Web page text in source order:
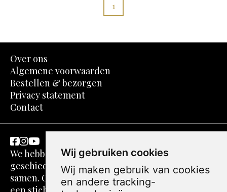
Wij gebruiken cookies
Wij maken gebruik van cookies
en andere tracking-
1
Over ons
Algemene voorwaarden
Bestellen & bezorgen
Privacy statement
Contact
We hebben een passie voor kunst en
geschiedenis. Dit komt in spotprenten perfect
samen. Ons verhaal gaat echter verder. We zijn